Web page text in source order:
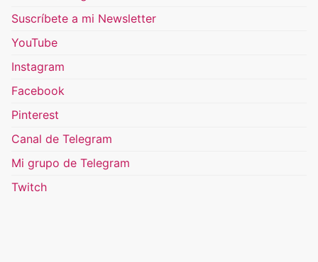
Suscríbete a mi Newsletter
YouTube
Instagram
Facebook
Pinterest
Canal de Telegram
Mi grupo de Telegram
Twitch